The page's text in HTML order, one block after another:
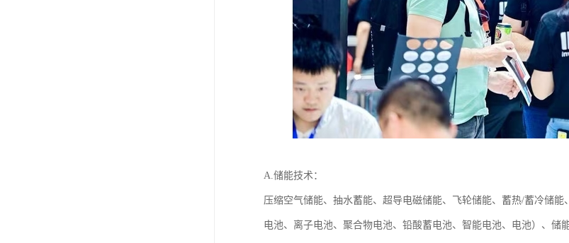
A.储能技术：
压缩空气储能、抽水蓄能、超导电磁储能、飞轮储能、蓄热/蓄冷储
电池、离子电池、聚合物电池、铅酸蓄电池、智能电池、电池）、储